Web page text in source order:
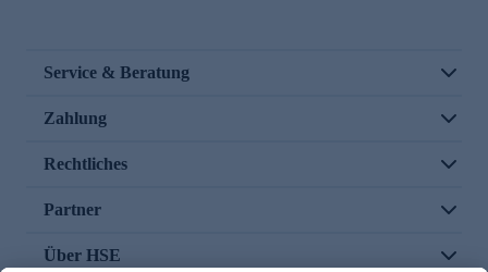
Service & Beratung
Zahlung
Rechtliches
Partner
Über HSE